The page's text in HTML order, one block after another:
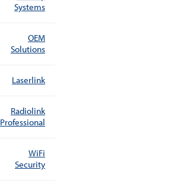
Systems
OEM
Solutions
Laserlink
Radiolink
Professional
WiFi
Security